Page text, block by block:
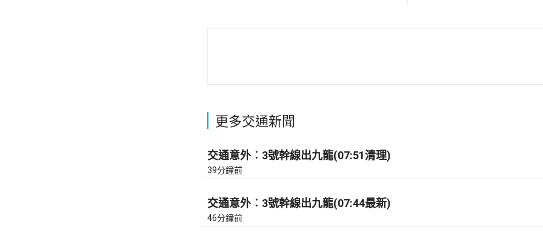
更多交通新聞
交通意外︰3號幹線出九龍(07:51清理)
39分鐘前
交通意外︰3號幹線出九龍(07:44最新)
46分鐘前